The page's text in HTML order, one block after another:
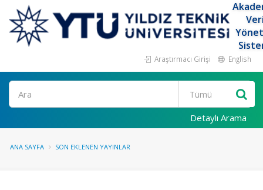
Araştırmacı Girişi English
Ara
Detaylı Arama
ANA SAYFA SON EKLENEN YAYINLAR